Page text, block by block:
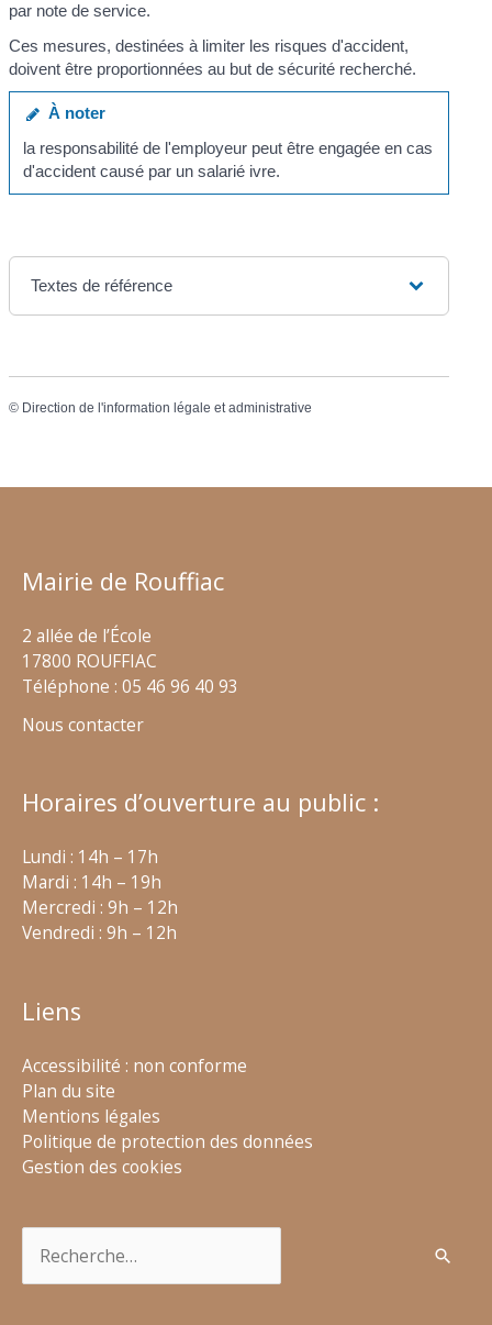
par note de service.
Ces mesures, destinées à limiter les risques d'accident,
doivent être proportionnées au but de sécurité recherché.
À noter
la responsabilité de l'employeur peut être engagée en cas
d'accident causé par un salarié ivre.
Textes de référence
© Direction de l'information légale et administrative
Mairie de Rouffiac
2 allée de l’École
17800 ROUFFIAC
Téléphone : 05 46 96 40 93
Nous contacter
Horaires d’ouverture au public :
Lundi : 14h – 17h
Mardi : 14h – 19h
Mercredi : 9h – 12h
Vendredi : 9h – 12h
Liens
Accessibilité : non conforme
Plan du site
Mentions légales
Politique de protection des données
Gestion des cookies